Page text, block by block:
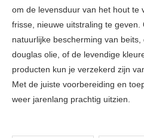
om de levensduur van het hout te
frisse, nieuwe uitstraling te geven.
natuurlijke bescherming van
douglas olie, of de levendige
producten kun je verzekerd zijn
Met de juiste voorbereiding en
weer jarenlang prachtig uitzien.